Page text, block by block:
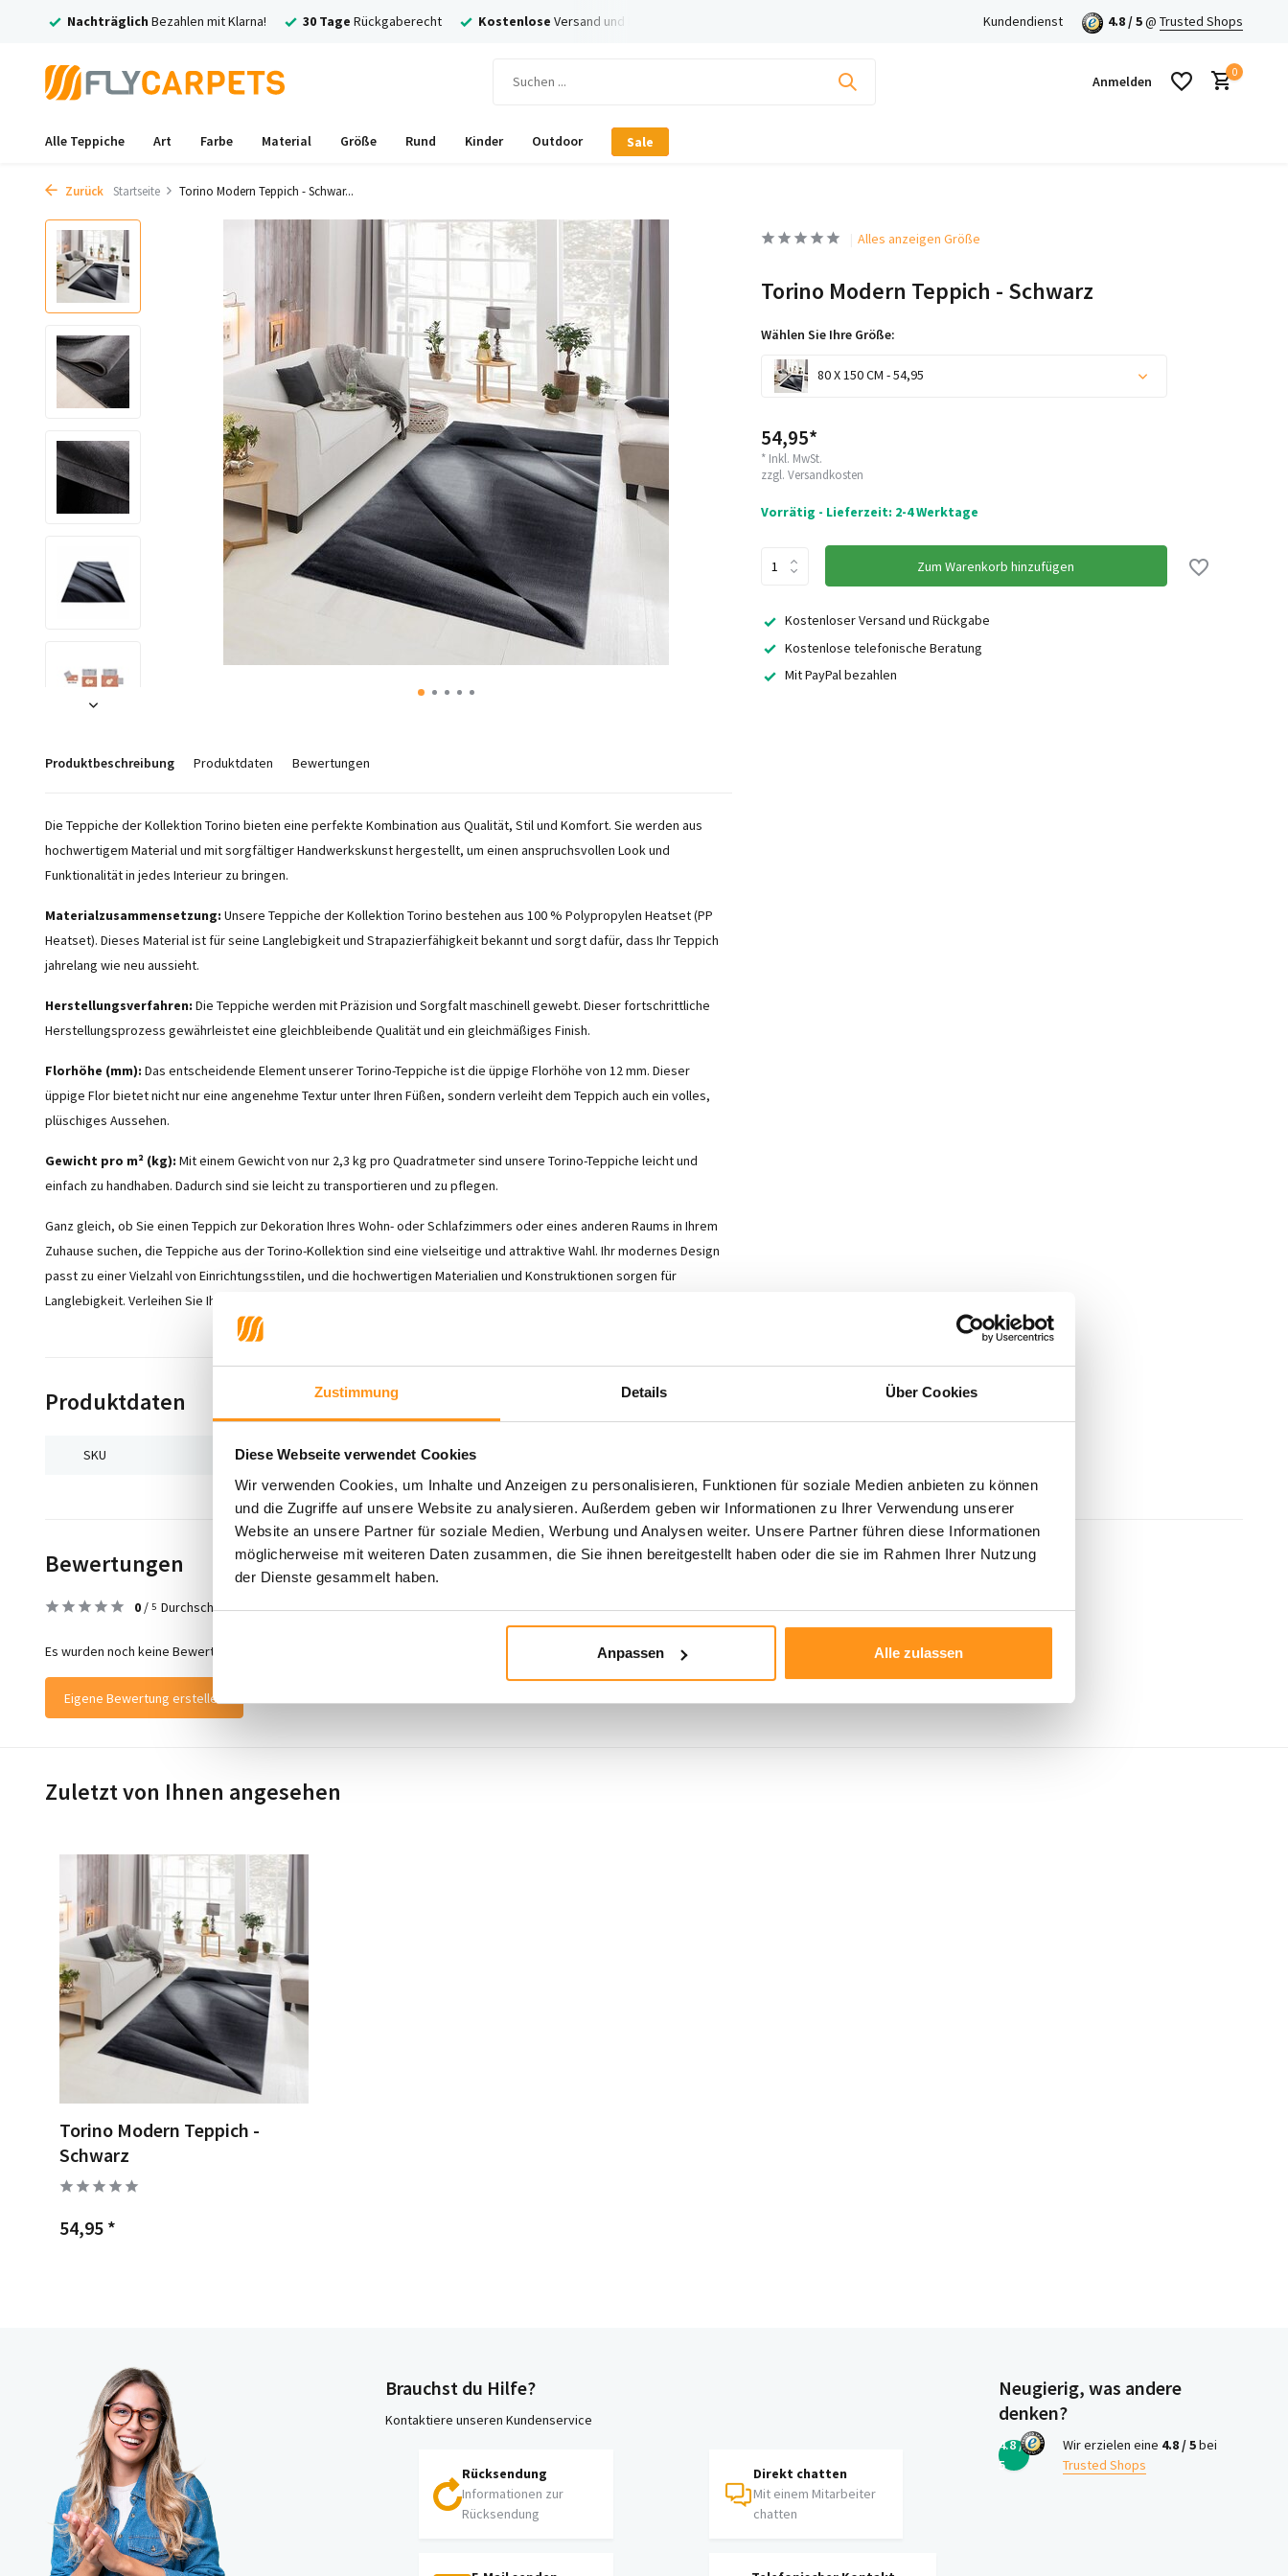
Zustimmung Details Über Cookies
Diese Webseite verwendet Cookies
Wir verwenden Cookies, um Inhalte und Anzeigen zu personalisieren, Funktionen für soziale Medien anbieten zu können
und die Zugriffe auf unsere Website zu analysieren. Außerdem geben wir Informationen zu Ihrer Verwendung unserer
Website an unsere Partner für soziale Medien, Werbung und Analysen weiter. Unsere Partner führen diese Informationen
möglicherweise mit weiteren Daten zusammen, die Sie ihnen bereitgestellt haben oder die sie im Rahmen Ihrer Nutzung
der Dienste gesammelt haben.
Anpassen Alle zulassen
30 TageRückgaberecht KostenloseVersand und Rückversand NachträglichBezahlen mit Klarna! Kundendienst 4.8 / 5@ Trusted Shops
Anmelden
Benutzerkonto anlegen
0
Alle Teppiche Art Farbe Material Größe Rund Kinder Outdoor Sale
Zurück Startseite Torino Modern Teppich - Schwar...
Produktbeschreibung Produktdaten Bewertungen
Die Teppiche der Kollektion Torino bieten eine perfekte Kombination aus Qualität, Stil und Komfort. Sie werden aus
hochwertigem Material und mit sorgfältiger Handwerkskunst hergestellt, um einen anspruchsvollen Look und
Funktionalität in jedes Interieur zu bringen.
Materialzusammensetzung: Unsere Teppiche der Kollektion Torino bestehen aus 100 % Polypropylen Heatset (PP
Heatset). Dieses Material ist für seine Langlebigkeit und Strapazierfähigkeit bekannt und sorgt dafür, dass Ihr Teppich
jahrelang wie neu aussieht.
Herstellungsverfahren: Die Teppiche werden mit Präzision und Sorgfalt maschinell gewebt. Dieser fortschrittliche
Herstellungsprozess gewährleistet eine gleichbleibende Qualität und ein gleichmäßiges Finish.
Florhöhe (mm): Das entscheidende Element unserer Torino-Teppiche ist die üppige Florhöhe von 12 mm. Dieser
üppige Flor bietet nicht nur eine angenehme Textur unter Ihren Füßen, sondern verleiht dem Teppich auch ein volles,
plüschiges Aussehen.
Gewicht pro m² (kg): Mit einem Gewicht von nur 2,3 kg pro Quadratmeter sind unsere Torino-Teppiche leicht und
einfach zu handhaben. Dadurch sind sie leicht zu transportieren und zu pflegen.
Ganz gleich, ob Sie einen Teppich zur Dekoration Ihres Wohn- oder Schlafzimmers oder eines anderen Raums in Ihrem
Zuhause suchen, die Teppiche aus der Torino-Kollektion sind eine vielseitige und attraktive Wahl. Ihr modernes Design
passt zu einer Vielzahl von Einrichtungsstilen, und die hochwertigen Materialien und Konstruktionen sorgen für
Langlebigkeit. Verleihen Sie Ihrem Zuhause einen Hauch von Luxus und Komfort mit den Teppichen der Torino-Kollektion.
Produktdaten
SKU 7106618895274
Alles anzeigen Größe
Torino Modern Teppich - Schwarz
Wählen Sie Ihre Größe:
80 X 150 CM - 54,95
54,95*
* Inkl. MwSt.
zzgl. Versandkosten
Vorrätig - Lieferzeit: 2-4 Werktage
Zum Warenkorb hinzufügen
Kostenloser Versand und Rückgabe
Kostenlose telefonische Beratung
Mit PayPal bezahlen
Bewertungen
0 / 5 Durchschnitt aus 0 Bewertungen
Es wurden noch keine Bewertungen für dieses Produkt abgegeben..
Eigene Bewertung erstellen
Zuletzt von Ihnen angesehen
Torino Modern Teppich -
Schwarz
54,95 *
Brauchst du Hilfe?
Kontaktiere unseren Kundenservice
Rücksendung
Informationen zur
Rücksendung
Direkt chatten
Mit einem Mitarbeiter
chatten
Neugierig, was andere
denken?
4.8 /
5
Wir erzielen eine 4.8 / 5bei
Trusted Shops